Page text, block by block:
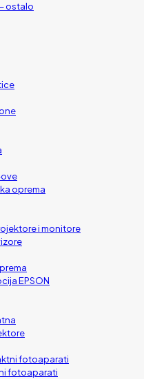
ostalo
ove
oprema
i monitore
EPSON
fotoaparati
fotoaparati